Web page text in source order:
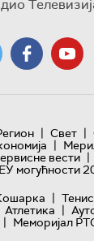
| Свет |
|
вести |
ЕУ могућности
| Тенис
Атлетика |
| Меморијал